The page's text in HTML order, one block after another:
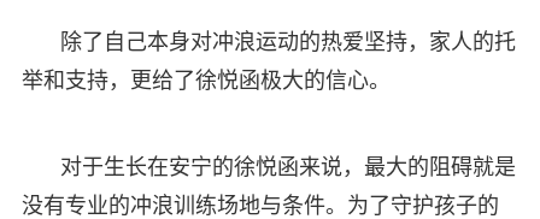
除了自己本身对冲浪运动的热爱坚持，家人的托
举和支持，更给了徐悦函极大的信心。
对于生长在安宁的徐悦函来说，最大的阻碍就是
没有专业的冲浪训练场地与条件。为了守护孩子的